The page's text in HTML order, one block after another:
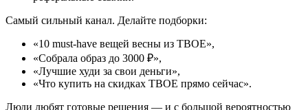
Самый сильный канал. Делайте подборки:
«10 must-have вещей весны из ТВОЕ»,
«Собрала образ до 3000 ₽»,
«Лучшие худи за свои деньги»,
«Что купить на скидках ТВОЕ прямо сейчас».
Люди любят готовые решения — и с большой вероятностью